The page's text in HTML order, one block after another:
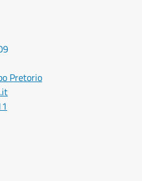
Pretorio